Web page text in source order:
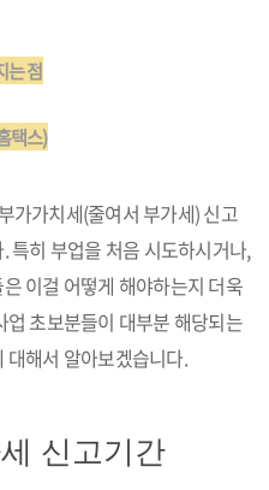
는 점
택스)
가가치세(줄여서 부가세) 신고
특히 부업을 처음 시도하시거나,
이걸 어떻게 해야하는지 더욱
초보분들이 대부분 해당되는
해서 알아보겠습니다.
신고기간